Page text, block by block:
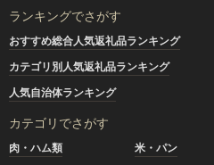
ランキングでさがす
おすすめ総合人気返礼品ランキング
カテゴリ別人気返礼品ランキング
人気自治体ランキング
カテゴリでさがす
肉・ハム類 米・パン